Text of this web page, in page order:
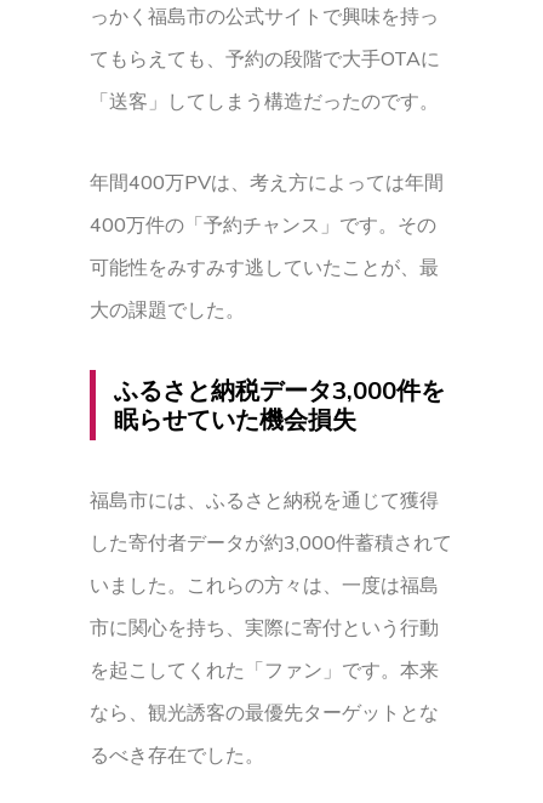
っかく福島市の公式サイトで興味を持っ
てもらえても、予約の段階で大手OTAに
「送客」してしまう構造だったのです。
年間400万PVは、考え方によっては年間
400万件の「予約チャンス」です。その
可能性をみすみす逃していたことが、最
大の課題でした。
ふるさと納税データ3,000件を
眠らせていた機会損失
福島市には、ふるさと納税を通じて獲得
した寄付者データが約3,000件蓄積されて
いました。これらの方々は、一度は福島
市に関心を持ち、実際に寄付という行動
を起こしてくれた「ファン」です。本来
なら、観光誘客の最優先ターゲットとな
るべき存在でした。